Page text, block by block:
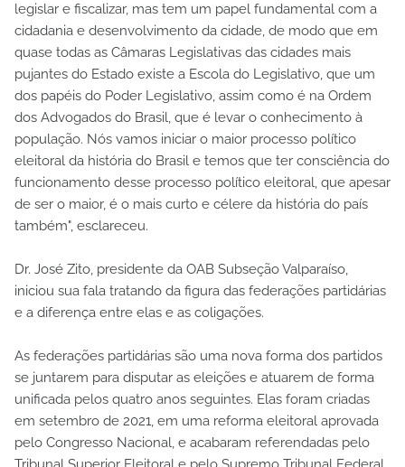
legislar e fiscalizar, mas tem um papel fundamental com a
cidadania e desenvolvimento da cidade, de modo que em
quase todas as Câmaras Legislativas das cidades mais
pujantes do Estado existe a Escola do Legislativo, que um
dos papéis do Poder Legislativo, assim como é na Ordem
dos Advogados do Brasil, que é levar o conhecimento à
população. Nós vamos iniciar o maior processo político
eleitoral da história do Brasil e temos que ter consciência do
funcionamento desse processo político eleitoral, que apesar
de ser o maior, é o mais curto e célere da história do país
também", esclareceu.
Dr. José Zito, presidente da OAB Subseção Valparaíso,
iniciou sua fala tratando da figura das federações partidárias
e a diferença entre elas e as coligações.
As federações partidárias são uma nova forma dos partidos
se juntarem para disputar as eleições e atuarem de forma
unificada pelos quatro anos seguintes. Elas foram criadas
em setembro de 2021, em uma reforma eleitoral aprovada
pelo Congresso Nacional, e acabaram referendadas pelo